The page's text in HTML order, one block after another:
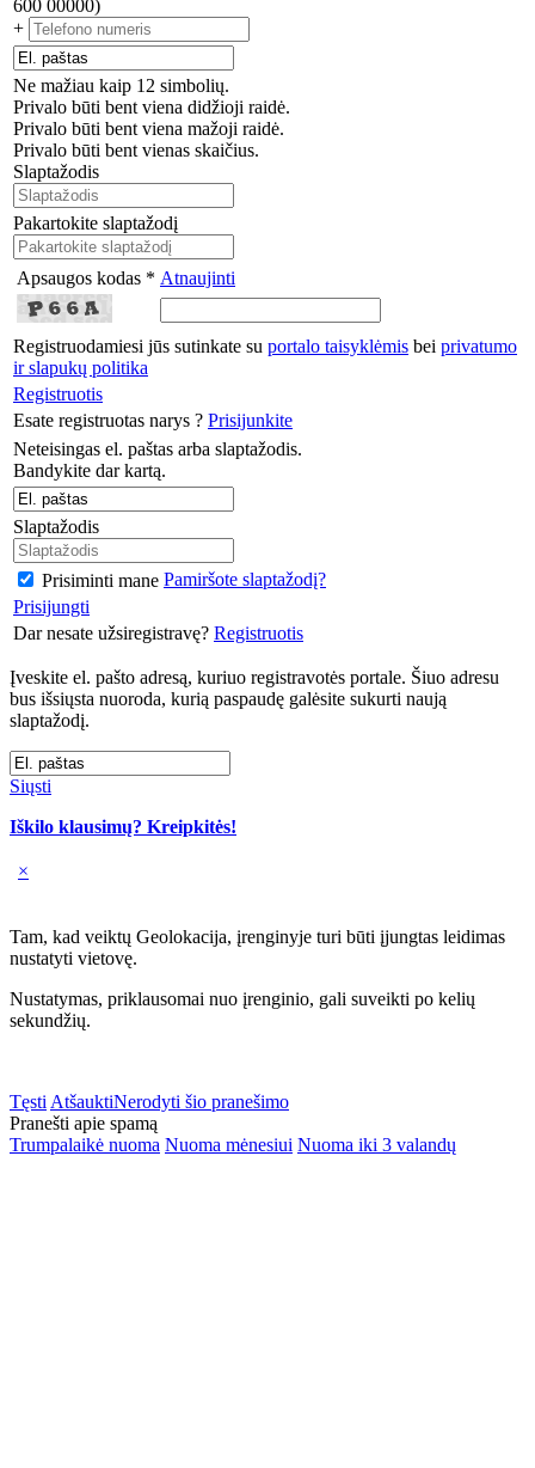
600 00000)
+
Ne mažiau kaip 12 simbolių.
Privalo būti bent viena didžioji raidė.
Privalo būti bent viena mažoji raidė.
Privalo būti bent vienas skaičius.
Slaptažodis
Pakartokite slaptažodį
Apsaugos kodas * Atnaujinti
Registruodamiesi jūs sutinkate su portalo taisyklėmis bei privatumo
ir slapukų politika
Registruotis
Esate registruotas narys ? Prisijunkite
Neteisingas el. paštas arba slaptažodis.
Bandykite dar kartą.
Slaptažodis
Prisiminti mane Pamiršote slaptažodį?
Prisijungti
Dar nesate užsiregistravę? Registruotis
Įveskite el. pašto adresą, kuriuo registravotės portale. Šiuo adresu
bus išsiųsta nuoroda, kurią paspaudę galėsite sukurti naują
slaptažodį.
Siųsti
Iškilo klausimų? Kreipkitės!
×
Tam, kad veiktų Geolokacija, įrenginyje turi būti įjungtas leidimas
nustatyti vietovę.
Nustatymas, priklausomai nuo įrenginio, gali suveikti po kelių
sekundžių.
TęstiAtšauktiNerodyti šio pranešimo
Pranešti apie spamą
Trumpalaikė nuoma Nuoma mėnesiui Nuoma iki 3 valandų